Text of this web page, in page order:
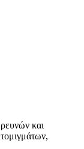
και